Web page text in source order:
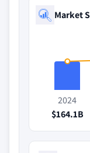
Market
2024
$164.1B